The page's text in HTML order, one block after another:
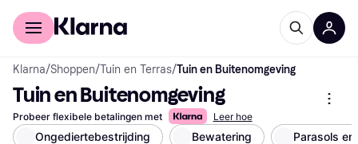
Voor shoppers
Klarna/Shoppen/Tuin en Terras/Tuin en Buitenomgeving
Tuin en Buitenomgeving
Probeer flexibele betalingen met Leer hoe
Ongediertebestrijding Bewatering Parasols